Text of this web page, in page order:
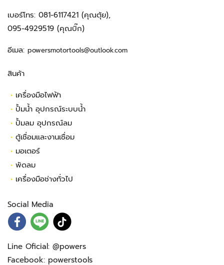
เบอร์โทร: 081-6117421 (คุณตุ้ย),
095-4929519 (คุณบิ๊ก)
อีเมล: powersmotortools@outlook.com
สินค้า
• เครื่องมือไฟฟ้า
• ปั้มน้ำ อุปกรณ์ระบบน้ำ
• ปั้มลม อุปกรณ์ลม
• ตู้เชื่อมและงานเชื่อม
• มอเตอร์
• พัดลม
• เครื่องมือช่างทั่วไป
Social Media
Line Oficial: @powers
Facebook: powerstools